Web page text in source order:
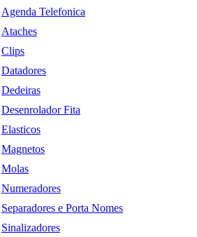
Agenda Telefonica
Ataches
Clips
Datadores
Dedeiras
Desenrolador Fita
Elasticos
Magnetos
Molas
Numeradores
Separadores e Porta Nomes
Sinalizadores